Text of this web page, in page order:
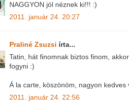
NAGGYON jól néznek ki!!! :)
2011. január 24. 20:27
Praliné Zsuzsi írta...
Tatin, hát finomnak biztos finom,
fogyni :)
Á la carte, köszönöm, nagyon kedves
2011. január 24. 22:56